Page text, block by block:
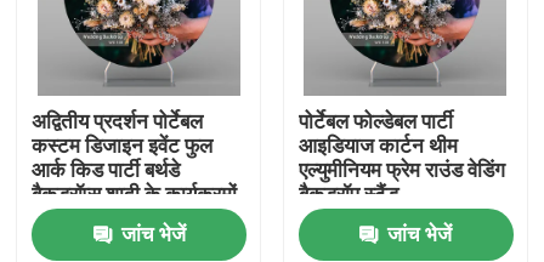
हमारे बारे में
फैक्टरी यात्रा
अद्वितीय प्रदर्शन पोर्टेबल
कस्टम डिजाइन इवेंट फुल
आर्क किड पार्टी बर्थडे
बैकड्रॉप्स शादी के कार्यक्रमों
के लिए फ्रेम खड़ा करता है
जांच भेजें
पोर्टेबल फोल्डेबल पार्टी
आइडियाज कार्टन थीम
एल्युमीनियम फ्रेम राउंड वेडिंग
बैकड्रॉप स्टैंड
जांच भेजें